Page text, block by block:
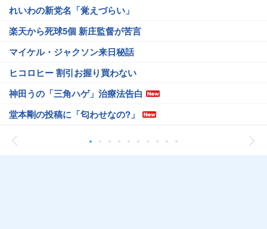
れいわの新党名「覚えづらい」
楽天から死球5個 新庄監督が苦言
マイケル・ジャクソン来日秘話
ヒコロヒー 割引お握り買わない
神田うの「三角ハゲ」治療法告白
堂本剛の投稿に「匂わせなの?」